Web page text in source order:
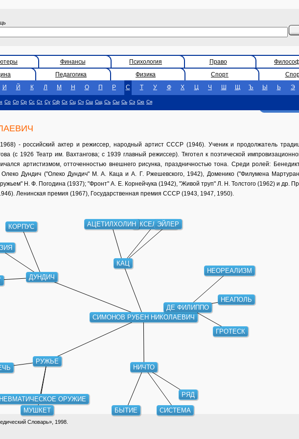
Финансы Психология Право
Педагогика Физика Спорт
И Й К Л М Н О П Р С Т У Ф Х Ц Ч Ш Щ Ъ Ы Ь Э
Со Сп Ср Сс Ст Су Сф Сх Сц Сч Сш Сщ Съ Сы Сь Сэ Сю Ся
- российский актер и режиссер, народный артист СССР (1946). Ученик и продолжатель
(с 1926 Театр им. Вахтангова; с 1939 главный режиссер). Тяготел к поэтической
артистизмом, отточенностью внешнего рисунка, праздничностью тона. Среди ролей:
Дундич ("Олеко Дундич" М. А. Каца и А. Г. Ржешевского, 1942), Доменико ("Филумена
Н. Ф. Погодина (1937); "Фронт" А. Е. Корнейчука (1942), "Живой труп" Л. Н. Толстого (1962) и др.
Ленинская премия (1967), Государственная премия СССР (1943, 1947, 1950).
СИМОНОВ РУБЕН НИКОЛАЕВИЧ
ДУНДИЧ
КАЦ
ДЕ ФИЛИППО
РУЖЬЕ
НИЧТО
КОРПУС АКСЕЛЬРОД
АЦЕТИЛХОЛИН ЭЙЛЕР
НЕОРЕАЛИЗМ
НЕАПОЛЬ
ГРОТЕСК
ОРУЖИЕ
МУШКЕТ БЫТИЕ
РЯД
СИСТЕМА
Словарь», 1998.